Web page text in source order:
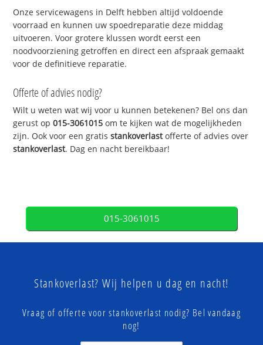
Onze servicewagens in Delft hebben altijd voldoende
voorraad en kunnen uw spoedreparatie deze middag
uitvoeren. Voor grotere klussen wordt eerst een
noodvoorziening getroffen en direct een afspraak gemaakt
voor de definitieve reparatie.
Offerte of advies nodig?
Wilt u weten wat wij voor u kunnen betekenen? Bel ons dan
gerust op015-3061015 om te kijken wat de mogelijkheden
zijn. Ook voor een gratisstankoverlastofferte of advies over
stankoverlast. Dag en nacht bereikbaar!
015-3061015
Stankoverlast? Wij helpen u dag en nacht!
Vraag of offerte voor stankoverlast nodig? Bel vandaag
nog!